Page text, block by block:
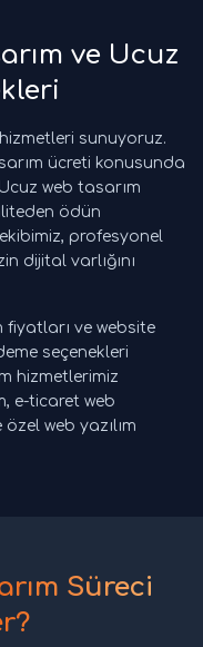
ve Ucuz
sunuyoruz.
ücreti konusunda
web tasarım
ödün
profesyonel
dijital varlığını
fiyatları ve website
seçenekleri
hizmetlerimiz
e-ticaret web
web yazılım
Süreci